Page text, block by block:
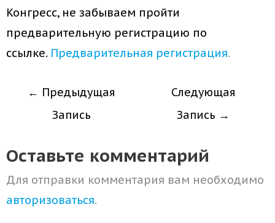
Конгресс, не забываем пройти
предварительную регистрацию по
ссылке. Предварительная регистрация.
← Предыдущая
Запись
Следующая
Запись →
Оставьте комментарий
Для отправки комментария вам необходимо
авторизоваться.